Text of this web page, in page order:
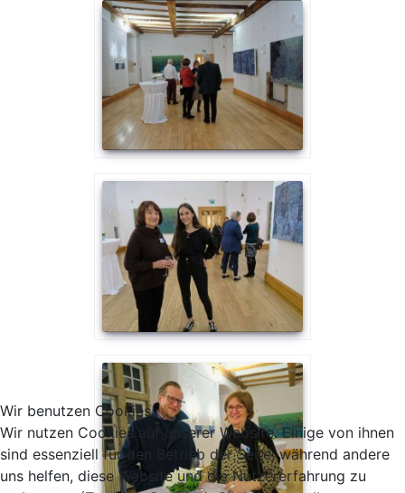
Wir benutzen Cookies
Wir nutzen Cookies auf unserer Website. Einige von ihnen
sind essenziell für den Betrieb der Seite, während andere
uns helfen, diese Website und die Nutzererfahrung zu